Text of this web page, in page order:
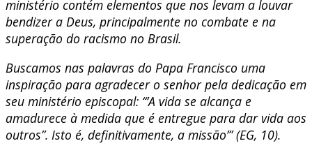
ministério contém elementos que nos levam a louvar
bendizer a Deus, principalmente no combate e na
superação do racismo no Brasil.
Buscamos nas palavras do Papa Francisco uma
inspiração para agradecer o senhor pela dedicação em
seu ministério episcopal: “’A vida se alcança e
amadurece à medida que é entregue para dar vida aos
outros”. Isto é, definitivamente, a missão’” (EG, 10).